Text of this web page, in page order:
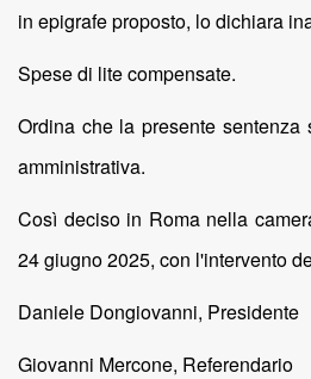
in epigrafe proposto, lo dichiara
Spese di lite compensate.
Ordina che la presente sentenza
amministrativa.
Così deciso in Roma nella
24 giugno 2025, con l'intervento
Daniele Dongiovanni, Presidente
Giovanni Mercone, Referendario